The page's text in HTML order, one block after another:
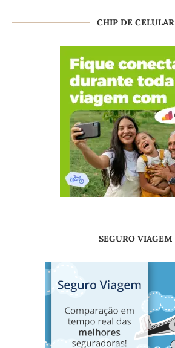
CHIP DE CELULAR
SEGURO VIAGEM